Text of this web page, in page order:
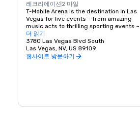
레크리에이션 2 마일
T-Mobile Arena is the destination in Las
Vegas for live events – from amazing
music acts to thrilling sporting events –
it set a new standard for what
entertainment means in the city that
does it best. The 20,000-seat T-Mobile
Arena hosts exciting, world-class events
더 읽기
3780 Las Vegas Blvd South
Las Vegas, NV, US 89109
웹사이트 방문하기